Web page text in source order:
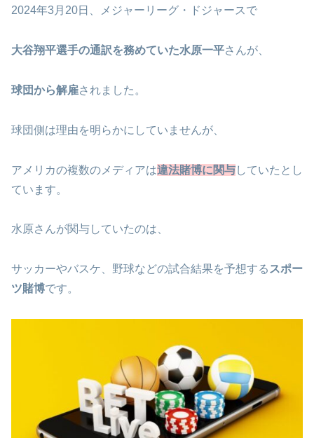
2024年3月20日、メジャーリーグ・ドジャースで
大谷翔平選手の通訳を務めていた水原一平さんが、
球団から解雇されました。
球団側は理由を明らかにしていませんが、
アメリカの複数のメディアは違法賭博に関与していたとし
ています。
水原さんが関与していたのは、
サッカーやバスケ、野球などの試合結果を予想する スポー
ツ賭博です。